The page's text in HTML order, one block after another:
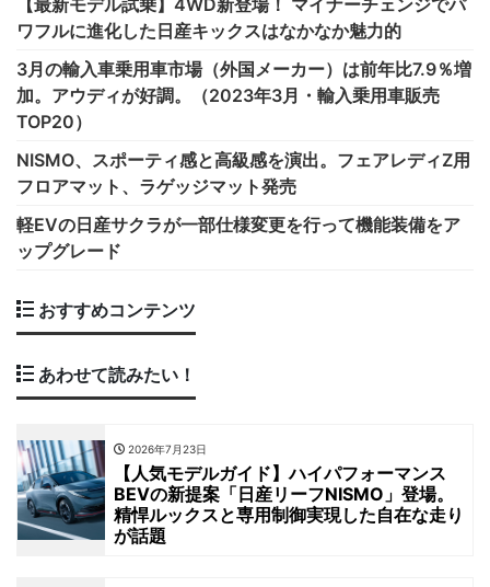
ワフルに進化した日産キックスはなかなか魅力的
3月の輸入車乗用車市場（外国メーカー）は前年比7.9％増
加。アウディが好調。（2023年3月・輸入乗用車販売
TOP20）
NISMO、スポーティ感と高級感を演出。フェアレディZ用
フロアマット、ラゲッジマット発売
軽EVの日産サクラが一部仕様変更を行って機能装備をア
ップグレード
おすすめコンテンツ
あわせて読みたい！
2026年7月23日
【人気モデルガイド】ハイパフォーマンス
BEVの新提案「日産リーフNISMO」登場。
精悍ルックスと専用制御実現した自在な走り
が話題